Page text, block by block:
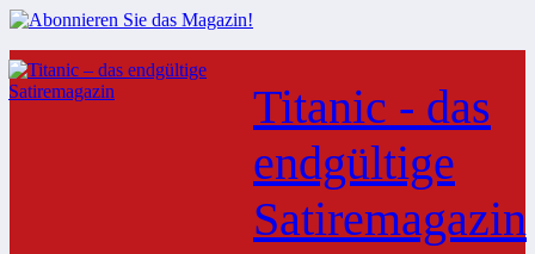
Zum
Inhalt
springen
Titanic - das
endgültige
Satiremagazin